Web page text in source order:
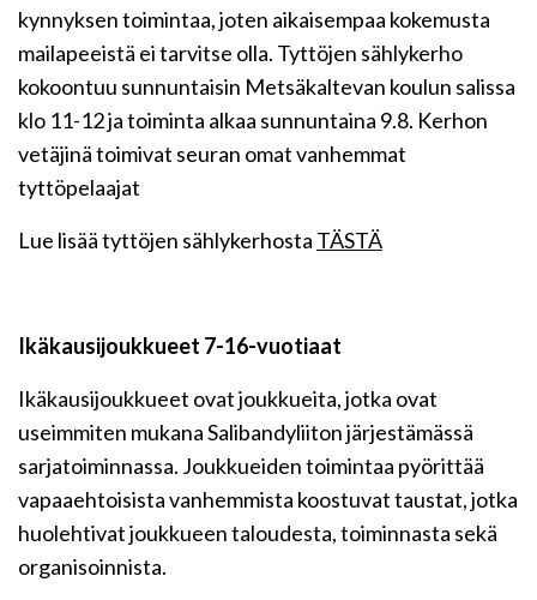
kynnyksen toimintaa, joten aikaisempaa kokemusta
mailapeeistä ei tarvitse olla. Tyttöjen sählykerho
kokoontuu sunnuntaisin Metsäkaltevan koulun salissa
klo 11-12 ja toiminta alkaa sunnuntaina 9.8. Kerhon
vetäjinä toimivat seuran omat vanhemmat
tyttöpelaajat
Lue lisää tyttöjen sählykerhosta TÄSTÄ
Ikäkausijoukkueet 7-16-vuotiaat
Ikäkausijoukkueet ovat joukkueita, jotka ovat
useimmiten mukana Salibandyliiton järjestämässä
sarjatoiminnassa. Joukkueiden toimintaa pyörittää
vapaaehtoisista vanhemmista koostuvat taustat, jotka
huolehtivat joukkueen taloudesta, toiminnasta sekä
organisoinnista.